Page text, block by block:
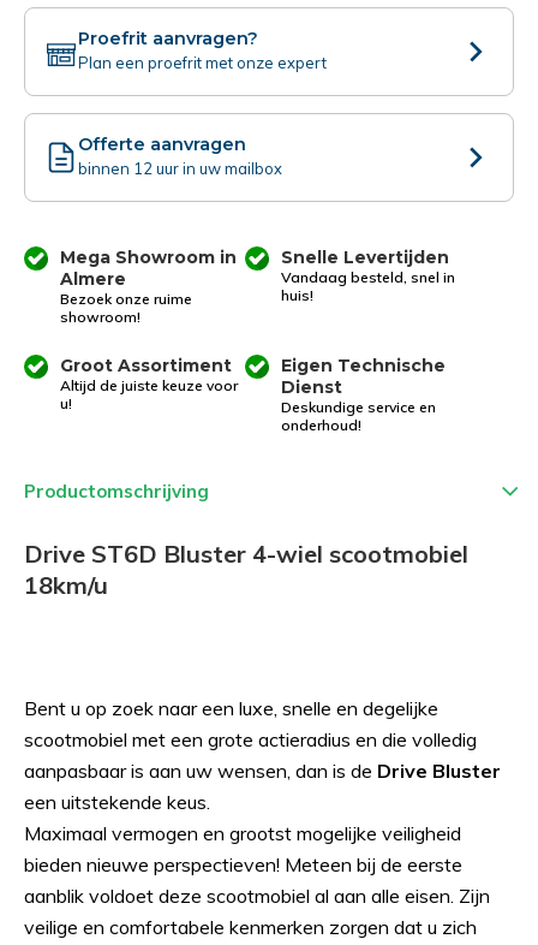
Proefrit aanvragen?
Plan een proefrit met onze expert
Offerte aanvragen
binnen 12 uur in uw mailbox
Mega Showroom in
Almere
Bezoek onze ruime
showroom!
Snelle Levertijden
Vandaag besteld, snel in
huis!
Groot Assortiment
Altijd de juiste keuze voor
u!
Eigen Technische
Dienst
Deskundige service en
onderhoud!
Productomschrijving
Drive ST6D Bluster 4-wiel scootmobiel
18km/u
Bent u op zoek naar een luxe, snelle en degelijke
scootmobiel met een grote actieradius en die volledig
aanpasbaar is aan uw wensen, dan is de Drive Bluster
een uitstekende keus.
Maximaal vermogen en grootst mogelijke veiligheid
bieden nieuwe perspectieven! Meteen bij de eerste
aanblik voldoet deze scootmobiel al aan alle eisen. Zijn
veilige en comfortabele kenmerken zorgen dat u zich